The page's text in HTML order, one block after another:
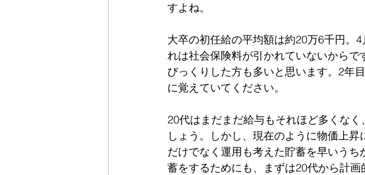
すよね。
大卒の初任給の平均額は約20万6千円。
れは社会保険料が引かれていないから
びっくりした方も多いと思います。2年
に覚えていてください。
20代はまだまだ給与もそれほど多くな
しょう。しかし、現在のように物価上
だけでなく運用も考えた貯蓄を早いう
蓄をするためにも、まずは20代から計画